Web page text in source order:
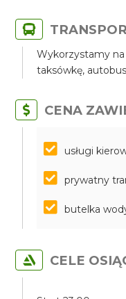
Wykorzystamy
taksówkę,
CENA
​​​​​​​usługi
prywatny
butelka
CELE